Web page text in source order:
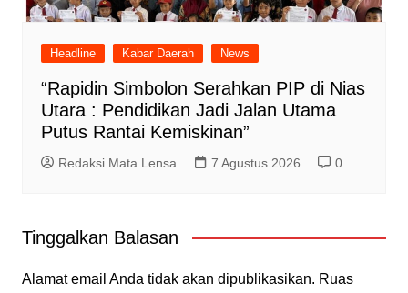
Headline Kabar Daerah News
“Rapidin Simbolon Serahkan PIP di Nias
Utara : Pendidikan Jadi Jalan Utama
Putus Rantai Kemiskinan”
Redaksi Mata Lensa 7 Agustus 2026 0
Tinggalkan Balasan
Alamat email Anda tidak akan dipublikasikan. Ruas